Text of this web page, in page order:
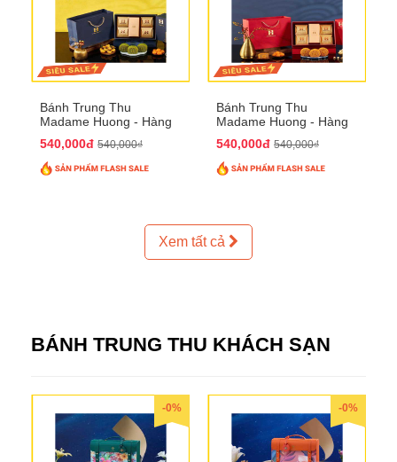
Bánh Trung Thu
Madame Huong - Hàng
540,000đ 540,000₫
Bánh Trung Thu
Madame Huong - Hàng
540,000đ 540,000₫
Xem tất cả
BÁNH TRUNG THU KHÁCH SẠN
-0% -0%